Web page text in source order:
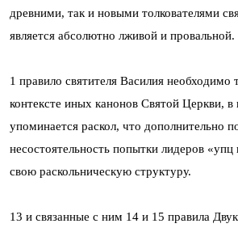
древними, так и новыми толкователями
является абсолютно лживой и провальной.
1 правило святителя Василия необходимо
контексте иных канонов Святой Церкви, в
упоминается раскол, что дополнительно
несостоятельность попытки лидеров «упц
свою раскольническую структуру.
13 и связанные с ним 14 и 15 правила